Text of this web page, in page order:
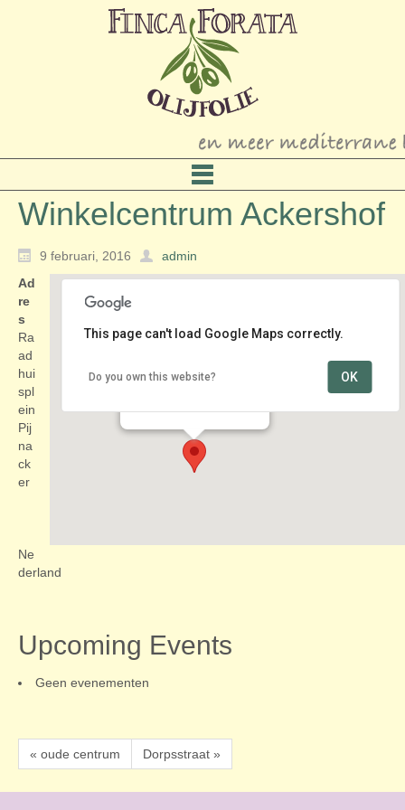
Winkelcentrum Ackershof
9 februari, 2016 admin
Winkelcentrum Ackershof
This page can't load Google Maps correctly.
Do you own this website? OK
Ad
re
s
Ra
ad
hui
spl
ein
Pij
na
ck
er
Ne
derland
Upcoming Events
Geen evenementen
« oude centrum Dorpsstraat »